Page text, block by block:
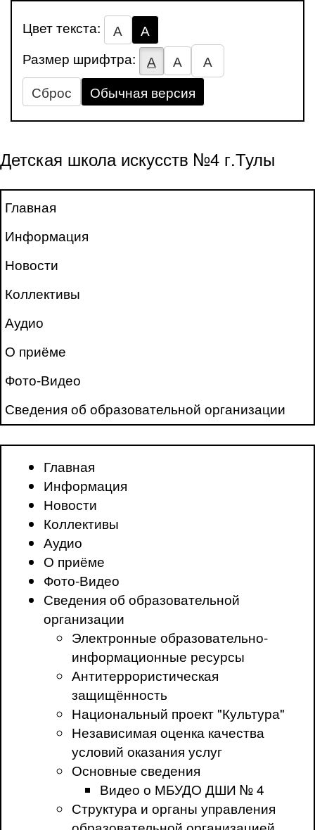
Цвет текста: А
А
Размер шрифтра:
А А
А
Сброс
Обычная версия
Детская школа искусств №4 г.Тулы
Главная
Информация
Новости
Коллективы
Аудио
О приёме
Фото-Видео
Сведения об образовательной организации
Главная
Информация
Новости
Коллективы
Аудио
О приёме
Фото-Видео
Сведения об образовательной
организации
Электронные образовательно-
информационные ресурсы
Антитеррористическая
защищённость
Национальный проект "Культура"
Независимая оценка качества
условий оказания услуг
Основные сведения
Видео о МБУДО ДШИ № 4
Структура и органы управления